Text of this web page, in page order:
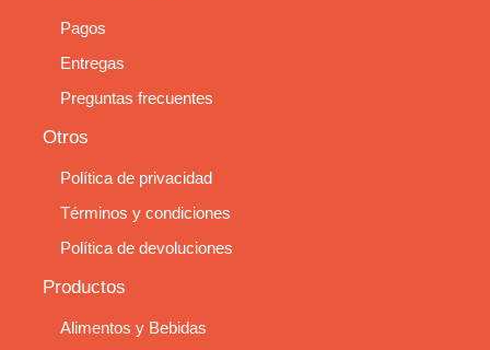
Pagos
Entregas
Preguntas frecuentes
Otros
Política de privacidad
Términos y condiciones
Política de devoluciones
Productos
Alimentos y Bebidas